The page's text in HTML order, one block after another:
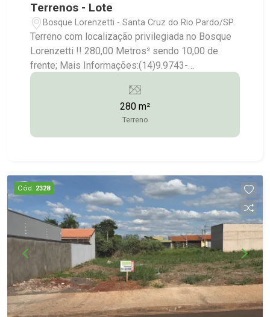
Terrenos - Lote
Bosque Lorenzetti - Santa Cruz do Rio Pardo/SP
Terreno com localização privilegiada no Bosque
Lorenzetti !! 280,00 Metros² sendo 10,00 de
frente; Mais Informações:(14)9.9743-
9789/9.9613-5228/3372-2528
280 m²
Terreno
Cód. 2328